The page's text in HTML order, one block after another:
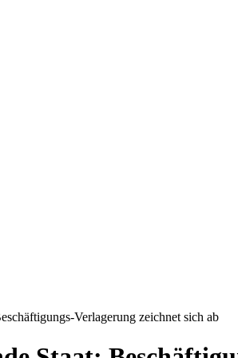
Verlagerung zeichnet sich ab